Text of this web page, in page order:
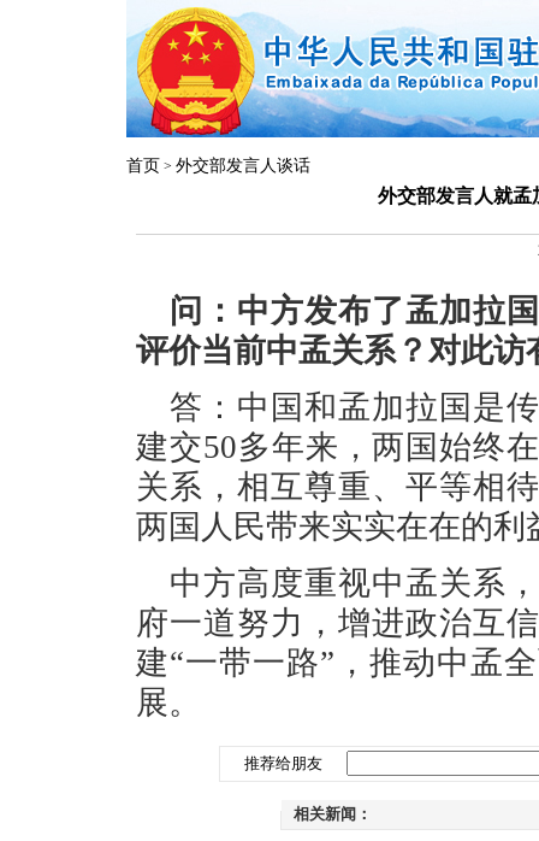
首页 > 外交部发言人谈话
外交部发言人就孟
问：中方发布了孟加拉
评价当前中孟关系？对此访
答：中国和孟加拉国是
建交50多年来，两国始终
关系，相互尊重、平等相
两国人民带来实实在在的利
中方高度重视中孟关系
府一道努力，增进政治互
建“一带一路”，推动中孟
展。
推荐给朋友
相关新闻：